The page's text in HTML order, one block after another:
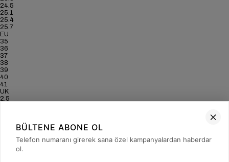
24.5
25.1
25.4
25.7
EU
35
36
37
38
39
40
41
UK
2.5
BÜLTENE ABONE OL
Telefon numaranı girerek sana özel kampanyalardan haberdar
ol.